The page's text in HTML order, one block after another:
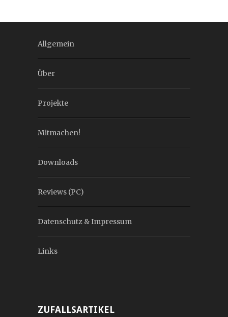
Allgemein
Über
Projekte
Mitmachen!
Downloads
Reviews (PC)
Datenschutz & Impressum
Links
ZUFALLSARTIKEL